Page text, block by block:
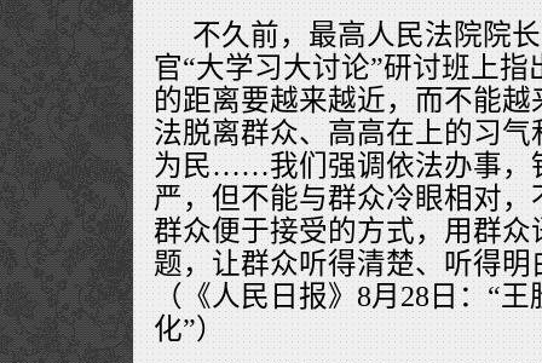
不久前，最高人民法院院
官“大学习大讨论”研讨班上指
的距离要越来越近，而不能
法脱离群众、高高在上的习
为民……我们强调依法办事，
严，但不能与群众冷眼相对
群众便于接受的方式，用群
题，让群众听得清楚、听得明
（《人民日报》8月28日：“
化”）